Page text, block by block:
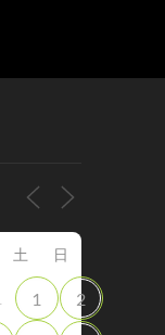
土 日
1 2